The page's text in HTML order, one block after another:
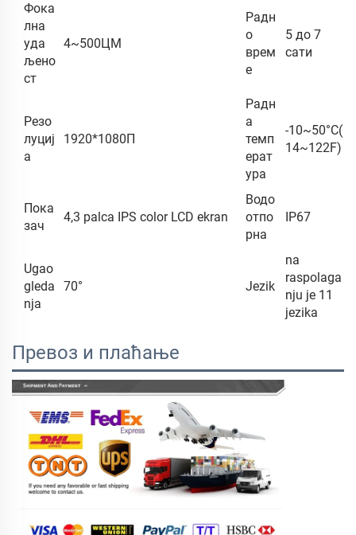
Фока
лна
уда
љено
ст
4~500ЦМ
Радн
о
врем
е
5 до 7
сати
Резо
луциј
а
1920*1080П
Радн
а
темп
ерат
ура
-10~50°C(
14~122F)
Пока
зач
4,3 palca IPS color LCD ekran
Водо
отпо
рна
IP67
Ugao
gleda
nja
70° Jezik
na
raspolaga
nju je 11
jezika
Превоз и плаћање